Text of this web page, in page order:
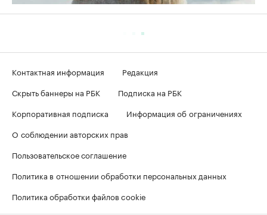
Контактная информация
Редакция
Скрыть баннеры на РБК
Подписка на РБК
Корпоративная подписка
Информация об ограничениях
О соблюдении авторских прав
Пользовательское соглашение
Политика в отношении обработки персональных данных
Политика обработки файлов cookie